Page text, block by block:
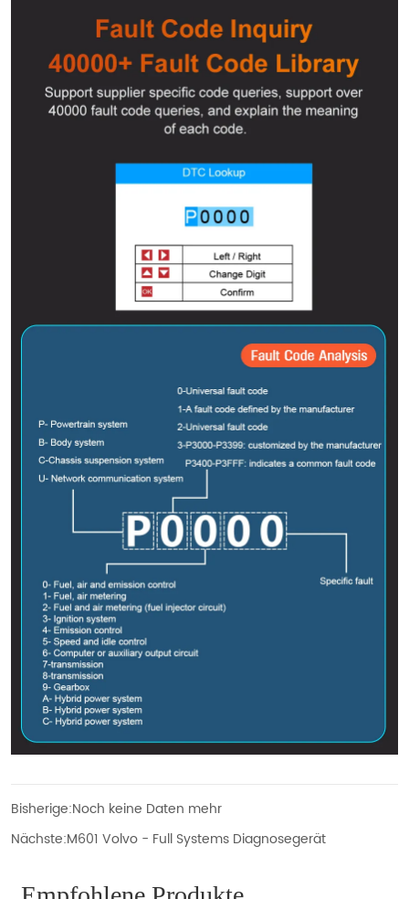
Bisherige:Noch keine Daten mehr
Nächste:M601 Volvo - Full Systems Diagnosegerät